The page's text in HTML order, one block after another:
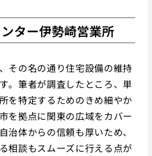
ター伊勢崎営業所
その名の通り住宅設備の維持
。筆者が調査したところ、単
を特定するためのきめ細やか
を拠点に関東の広域をカバー
治体からの信頼も厚いため、
相談もスムーズに行える点が